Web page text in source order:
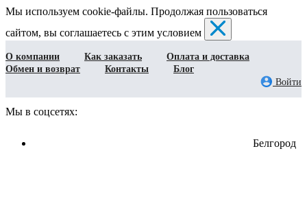
Мы используем cookie-файлы. Продолжая пользоваться
сайтом, вы соглашаетесь с этим условием
О компании Как заказать
Оплата и доставка
Обмен и возврат
Контакты
Блог
Войти
Мы в соцсетях:
Белгород